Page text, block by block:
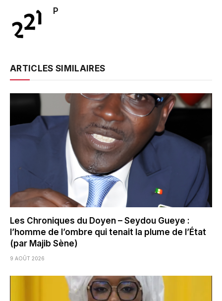
P
ARTICLES SIMILAIRES
Les Chroniques du Doyen – Seydou Gueye :
l’homme de l’ombre qui tenait la plume de l’État
(par Majib Sène)
9 AOÛT 2026